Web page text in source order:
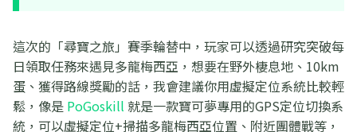
這次的「尋寶之旅」賽季輪替中，玩家可以透過研究突破每
日領取任務來遇見多龍梅西亞，想要在野外棲息地、10km
蛋、獲得路線獎勵的話，我會建議你用虛擬定位系統比較輕
鬆，像是 PoGoskill 就是一款寶可夢專用的GPS定位切換系
統，可以虛擬定位+掃描多龍梅西亞位置、附近團體戰等，